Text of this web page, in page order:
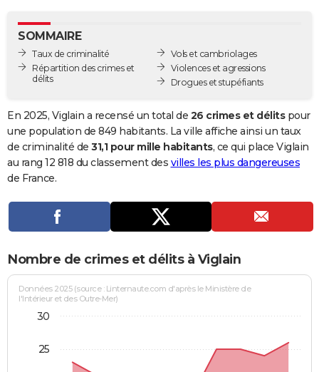
GUIDES D'ACHAT
BONS PLANS
Carte de Noël
Carte Bonne année
Carte Saint-Valentin
Carte Pâques
Carte d'anniversaire
DICTIONNAIRE
Dictionnaire
Biographies
Citations
Expressions
Proverbes
PROGRAMME TV
Se connecter
Entreprises
Service militaire
Avis de recherche
AVIS DE DÉCÈS
Bricolage
Lifestyle
Culture
Sport
Auto
Television
Voyage
Cinema
SOMMAIRE
Taux de criminalité
Répartition des crimes et
délits
Vols et cambriolages
Violences et agressions
Drogues et stupéfiants
En 2025, Viglain a recensé un total de 26 crimes et délitspour
une population de 849 habitants. La ville affiche ainsi un taux
de criminalité de 31,1 pour mille habitants, ce qui place Viglain
au rang 12 818 du classement des villes les plus dangereuses
de France.
Nombre de crimes et délits à Viglain
Données 2025 (source : Linternaute.com d'après le Ministère de
l'Intérieur et des Outre-Mer)
25
30